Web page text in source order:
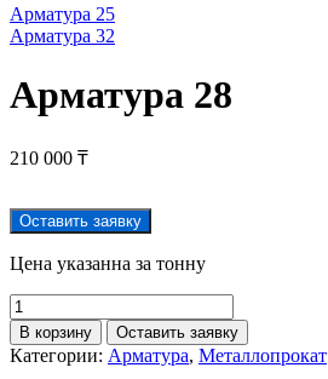
Арматура 25
Арматура 32
Арматура 28
210 000 ₸
Оставить заявку
Цена указанна за тонну
В корзину Оставить заявку
Категории: Арматура, Металлопрокат